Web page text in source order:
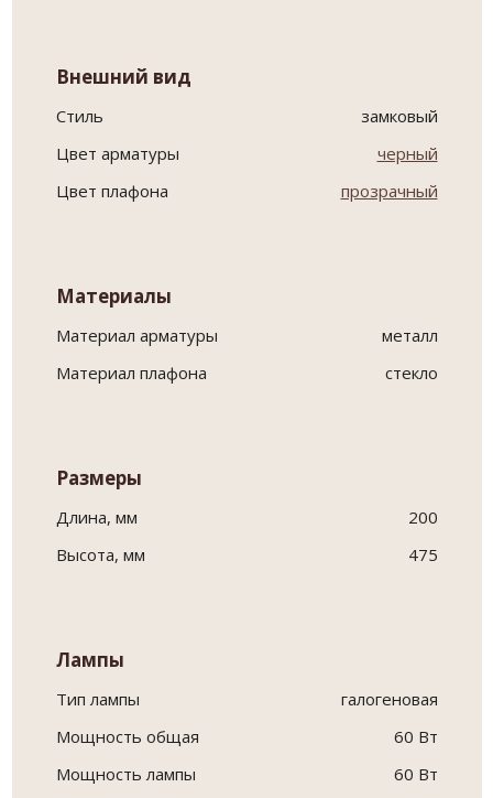
Внешний вид
Стиль
замковый
Цвет арматуры
черный
Цвет плафона
прозрачный
Материалы
Материал арматуры
металл
Материал плафона
стекло
Размеры
Длина, мм
200
Высота, мм
475
Лампы
Тип лампы
галогеновая
Мощность общая
60 Вт
Мощность лампы
60 Вт